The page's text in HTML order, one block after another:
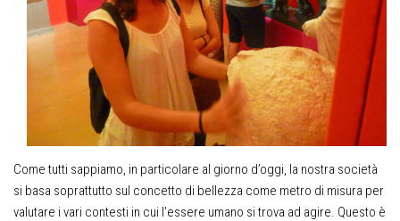
Come tutti sappiamo, in particolare al giorno d’oggi, la nostra società
si basa soprattutto sul concetto di bellezza come metro di misura per
valutare i vari contesti in cui l’essere umano si trova ad agire. Questo è